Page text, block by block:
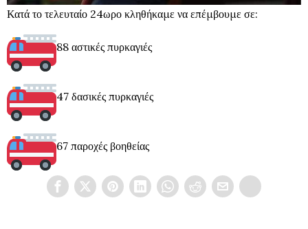
Κατά το τελευταίο 24ωρο κληθήκαμε να επέμβουμε σε:
88 αστικές πυρκαγιές
47 δασικές πυρκαγιές
67 παροχές βοηθείας